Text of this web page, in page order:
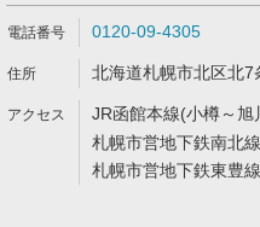
0120-09-4305
北海道札幌市北区北7
JR函館本線(小樽～
札幌市営地下鉄南北
札幌市営地下鉄東豊